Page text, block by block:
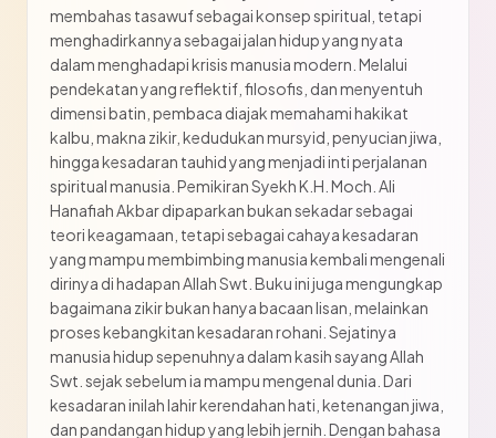
membahas tasawuf sebagai konsep spiritual, tetapi
menghadirkannya sebagai jalan hidup yang nyata
dalam menghadapi krisis manusia modern. Melalui
pendekatan yang reflektif, filosofis, dan menyentuh
dimensi batin, pembaca diajak memahami hakikat
kalbu, makna zikir, kedudukan mursyid, penyucian jiwa,
hingga kesadaran tauhid yang menjadi inti perjalanan
spiritual manusia. Pemikiran Syekh K.H. Moch. Ali
Hanafiah Akbar dipaparkan bukan sekadar sebagai
teori keagamaan, tetapi sebagai cahaya kesadaran
yang mampu membimbing manusia kembali mengenali
dirinya di hadapan Allah Swt. Buku ini juga mengungkap
bagaimana zikir bukan hanya bacaan lisan, melainkan
proses kebangkitan kesadaran rohani. Sejatinya
manusia hidup sepenuhnya dalam kasih sayang Allah
Swt. sejak sebelum ia mampu mengenal dunia. Dari
kesadaran inilah lahir kerendahan hati, ketenangan jiwa,
dan pandangan hidup yang lebih jernih. Dengan bahasa